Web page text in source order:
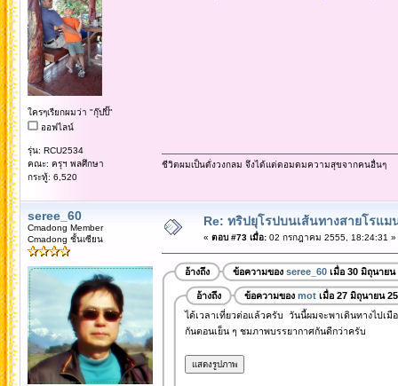
ใครๆเรียกผมว่า "กุ๊ปปิ๊"
ออฟไลน์
รุ่น: RCU2534
คณะ: ครุฯ พลศึกษา
กระทู้: 6,520
ชีวิตผมเป็นดั่งวงกลม จึงได้แต่ดอมดมความสุขจากคนอื่นๆ
seree_60
Cmadong Member
Cmadong ชั้นเซียน
Re: ทริปยุโรปบนเส้นทางสายโรแม
« ตอบ #73 เมื่อ:02 กรกฎาคม 2555, 18:24:31 »
อ้างถึง ข้อความของ seree_60เมื่อ 30 มิถุนายน
อ้างถึง ข้อความของ motเมื่อ 27 มิถุนายน
ได้เวลาเที่ยวต่อแล้วครับ วันนี้ผมจะพาเดินทางไปเมื
กันตอนเย็น ๆ ชมภาพบรรยากาศกันดีกว่าครับ